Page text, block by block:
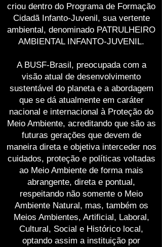
criou dentro do Programa de Formação
Cidadã Infanto-Juvenil, sua vertente
ambiental, denominado PATRULHEIRO
AMBIENTAL INFANTO-JUVENIL.
A BUSF-Brasil, preocupada com a
visão atual de desenvolvimento
sustentável do planeta e a abordagem
que se dá atualmente em caráter
nacional e internacional à Proteção do
Meio Ambiente, acreditando que são as
futuras gerações que devem de
maneira direta e objetiva interceder nos
cuidados, proteção e políticas voltadas
ao Meio Ambiente de forma mais
abrangente, direta e pontual,
respeitando não somente o Meio
Ambiente Natural, mas, também os
Meios Ambientes, Artificial, Laboral,
Cultural, Social e Histórico local,
optando assim a instituição por